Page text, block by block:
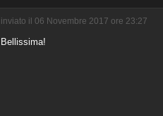
inviato il 06 Novembre 2017 ore 23:27
Bellissima!